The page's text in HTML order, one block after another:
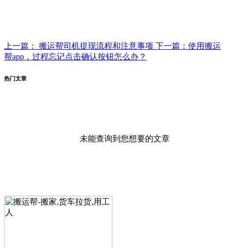
上一篇： 搬运帮司机提现流程和注意事项 下一篇：使用搬运
帮app，过程忘记点击确认按钮怎么办？
热门文章
未能查询到您想要的文章